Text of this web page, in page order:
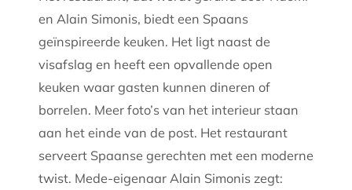
en Alain Simonis, biedt een Spaans
geïnspireerde keuken. Het ligt naast de
visafslag en heeft een opvallende open
keuken waar gasten kunnen dineren of
borrelen. Meer foto’s van het interieur staan
aan het einde van de post. Het restaurant
serveert Spaanse gerechten met een moderne
twist. Mede-eigenaar Alain Simonis zegt: